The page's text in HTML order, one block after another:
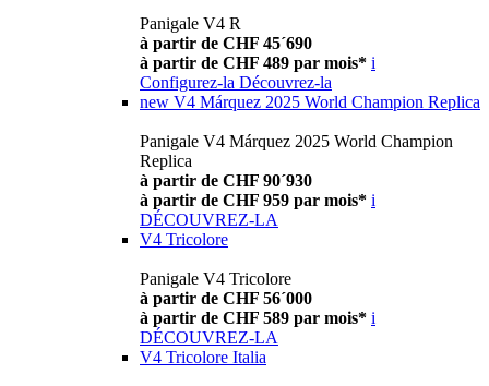
Panigale V4 R
à partir de CHF 45´690
à partir de CHF 489 par mois* i
Configurez-la Découvrez-la
new V4 Márquez 2025 World Champion Replica
Panigale V4 Márquez 2025 World Champion
Replica
à partir de CHF 90´930
à partir de CHF 959 par mois* i
DÉCOUVREZ-LA
V4 Tricolore
Panigale V4 Tricolore
à partir de CHF 56´000
à partir de CHF 589 par mois* i
DÉCOUVREZ-LA
V4 Tricolore Italia